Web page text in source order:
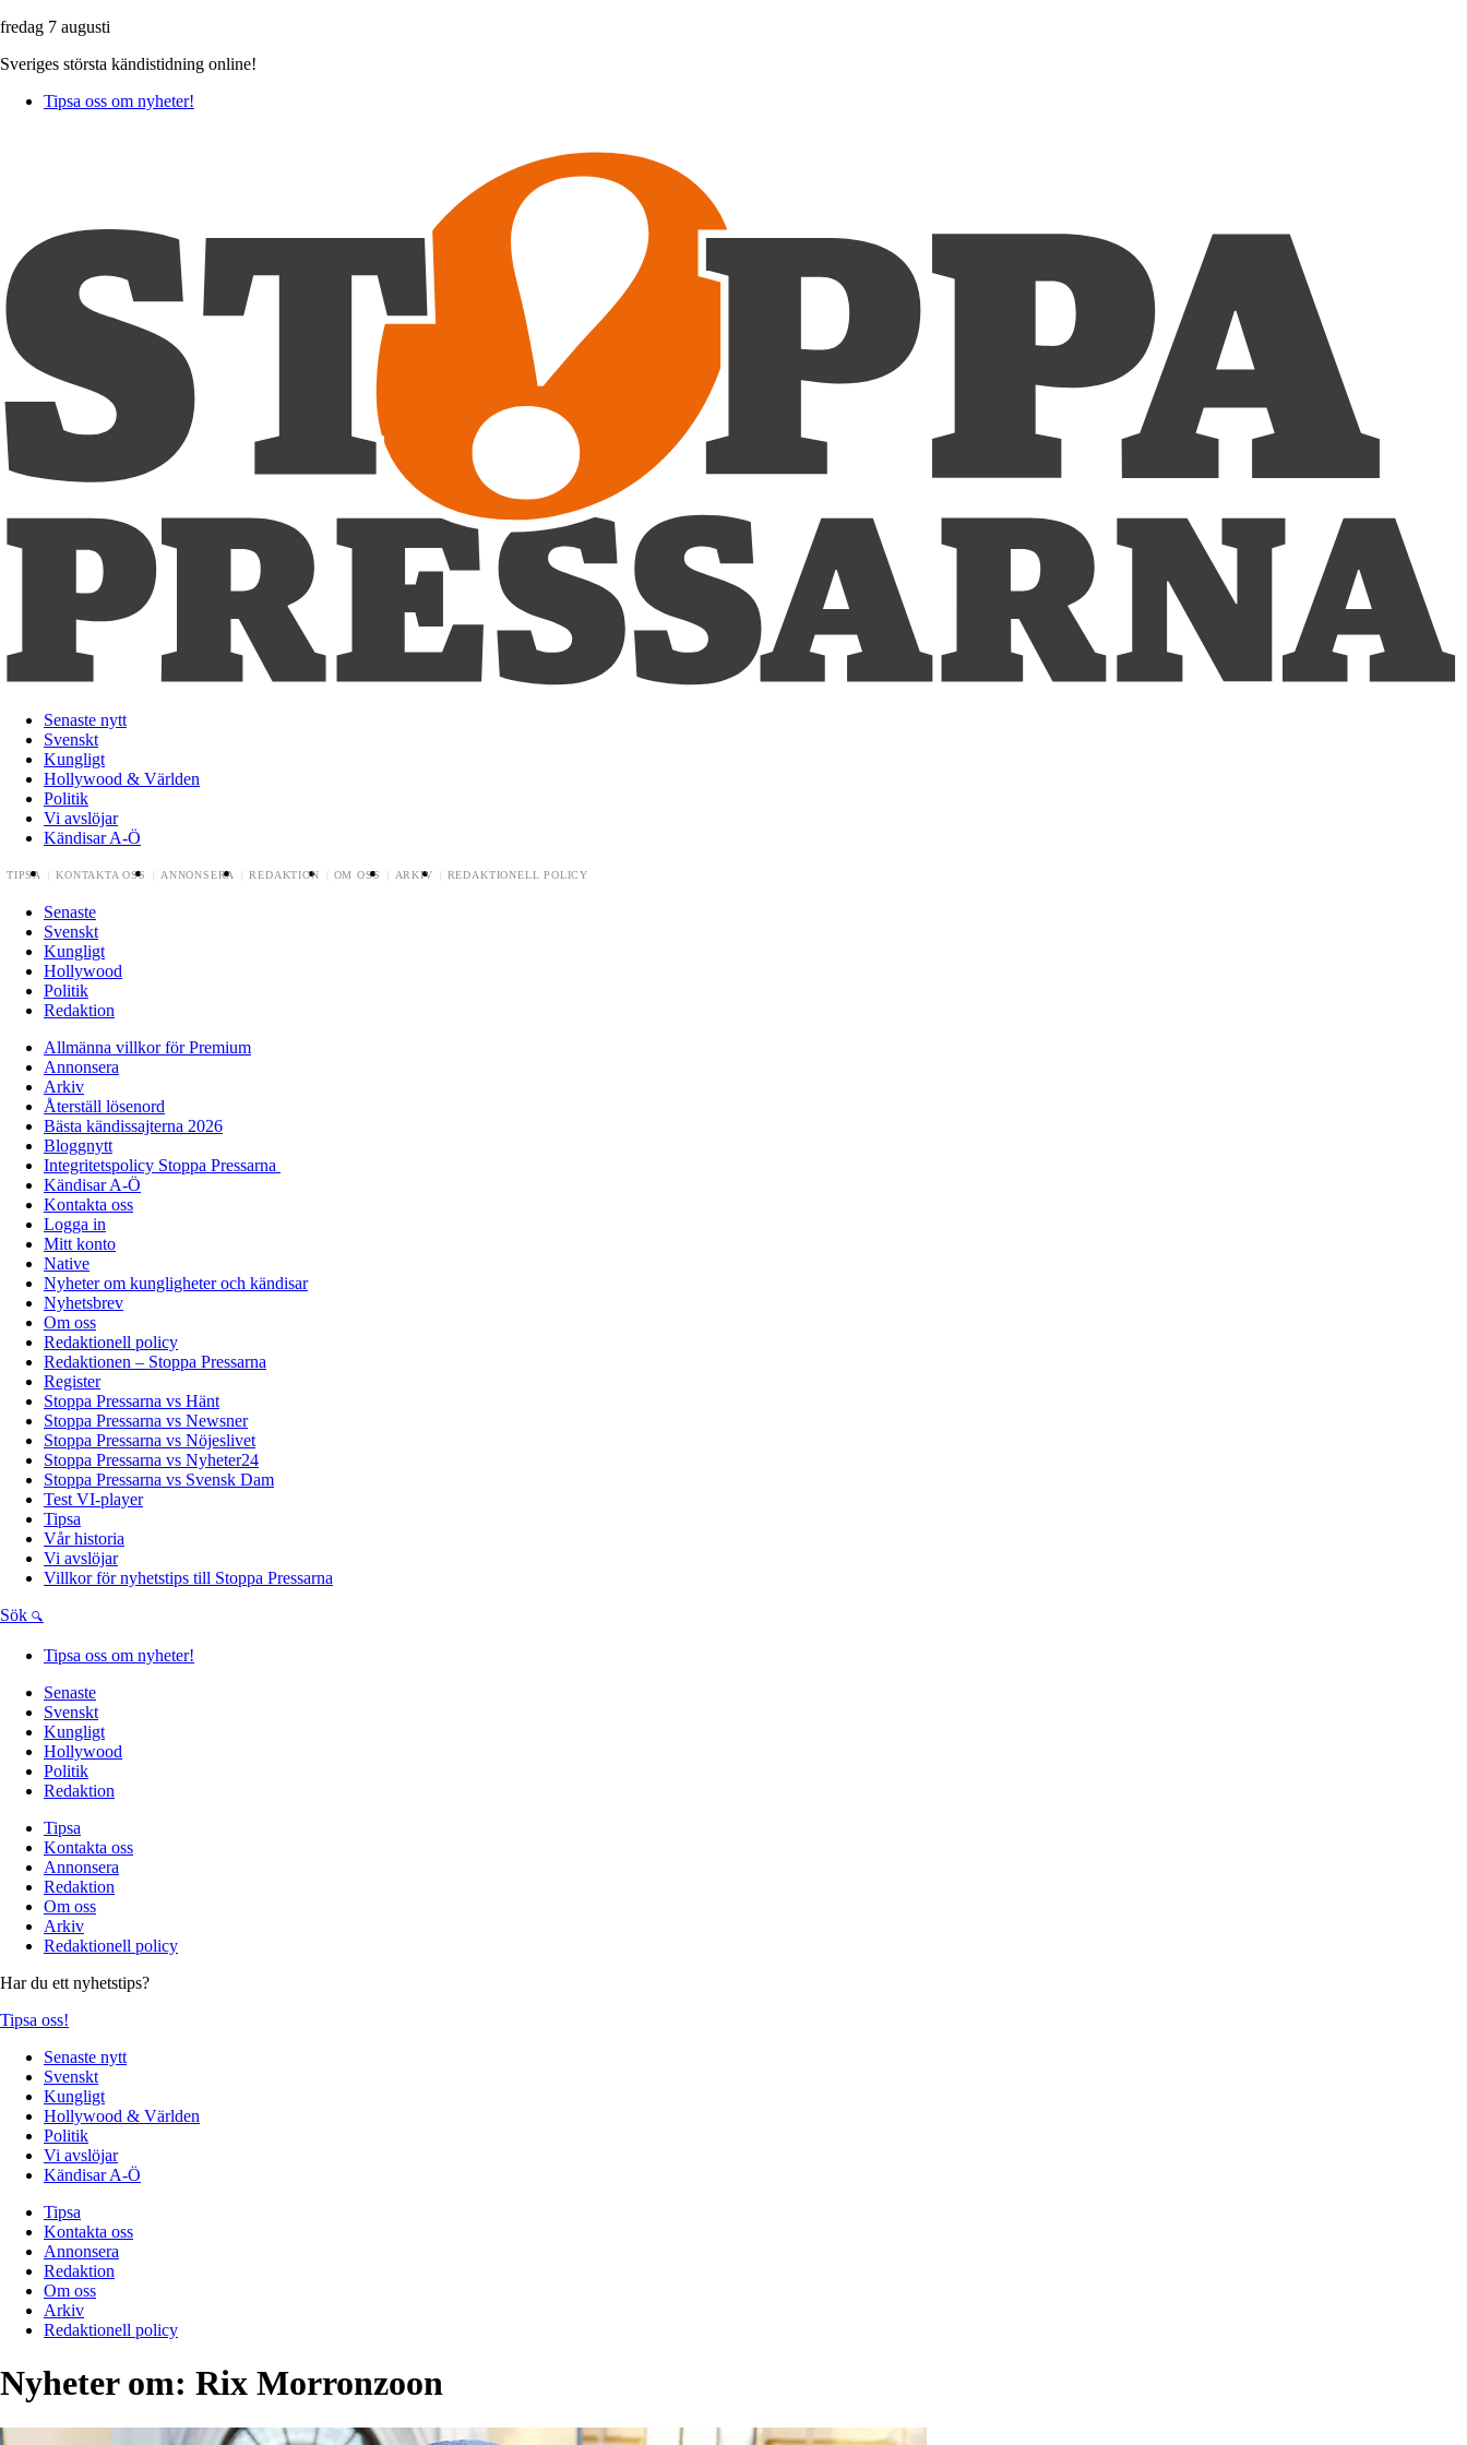
fredag 7 augusti
Sveriges största kändistidning online!
Tipsa oss om nyheter!
Senaste nytt
Svenskt
Kungligt
Hollywood & Världen
Politik
Vi avslöjar
Kändisar A-Ö
TIPSA KONTAKTA OSS ANNONSERA REDAKTION OM OSS ARKIV REDAKTIONELL POLICY
Senaste
Svenskt
Kungligt
Hollywood
Politik
Redaktion
Allmänna villkor för Premium
Annonsera
Arkiv
Återställ lösenord
Bästa kändissajterna 2026
Bloggnytt
Integritetspolicy Stoppa Pressarna
Kändisar A-Ö
Kontakta oss
Logga in
Mitt konto
Native
Nyheter om kungligheter och kändisar
Nyhetsbrev
Om oss
Redaktionell policy
Redaktionen – Stoppa Pressarna
Register
Stoppa Pressarna vs Hänt
Stoppa Pressarna vs Newsner
Stoppa Pressarna vs Nöjeslivet
Stoppa Pressarna vs Nyheter24
Stoppa Pressarna vs Svensk Dam
Test VI-player
Tipsa
Vår historia
Vi avslöjar
Villkor för nyhetstips till Stoppa Pressarna
Sök
Tipsa oss om nyheter!
Senaste
Svenskt
Kungligt
Hollywood
Politik
Redaktion
Tipsa
Kontakta oss
Annonsera
Redaktion
Om oss
Arkiv
Redaktionell policy
Har du ett nyhetstips?
Tipsa oss!
Senaste nytt
Svenskt
Kungligt
Hollywood & Världen
Politik
Vi avslöjar
Kändisar A-Ö
Tipsa
Kontakta oss
Annonsera
Redaktion
Om oss
Arkiv
Redaktionell policy
Nyheter om: Rix Morronzoon